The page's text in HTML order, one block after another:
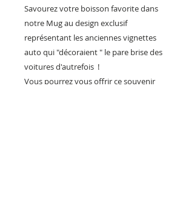
Savourez votre boisson favorite dans
notre Mug au design exclusif
représentant les anciennes vignettes
auto qui "décoraient " le pare brise des
voitures d'autrefois !
Vous pourrez vous offrir ce souvenir